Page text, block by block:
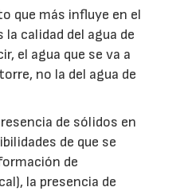
que más influye en el
calidad del agua de
el agua que se va a
no la del agua de
de sólidos en
de que se
de
la presencia de